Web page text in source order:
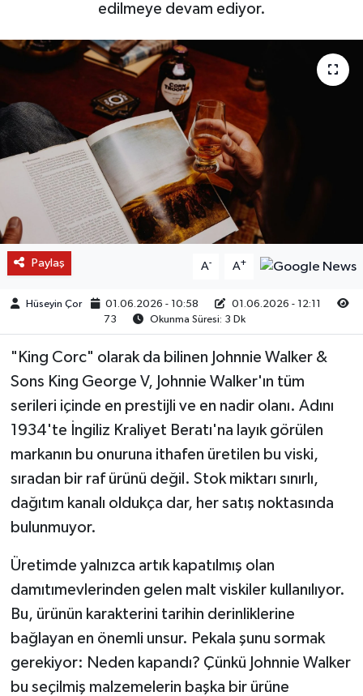
edilmeye devam ediyor.
Paylaş A- A+
Hüseyin Çor 01.06.2026 - 10:58
01.06.2026 - 12:11
73
Okunma Süresi: 3 Dk
"King Corc" olarak da bilinen Johnnie Walker &
Sons King George V, Johnnie Walker'ın tüm
serileri içinde en prestijli ve en nadir olanı. Adını
1934'te İngiliz Kraliyet Beratı'na layık görülen
markanın bu onuruna ithafen üretilen bu viski,
sıradan bir raf ürünü değil. Stok miktarı sınırlı,
dağıtım kanalı oldukça dar, her satış noktasında
bulunmuyor.
Üretimde yalnızca artık kapatılmış olan
damıtımevlerinden gelen malt viskiler kullanılıyor.
Bu, ürünün karakterini tarihin derinliklerine
bağlayan en önemli unsur. Pekala şunu sormak
gerekiyor: Neden kapandı? Çünkü Johnnie Walker
bu seçilmiş malzemelerin başka bir ürüne